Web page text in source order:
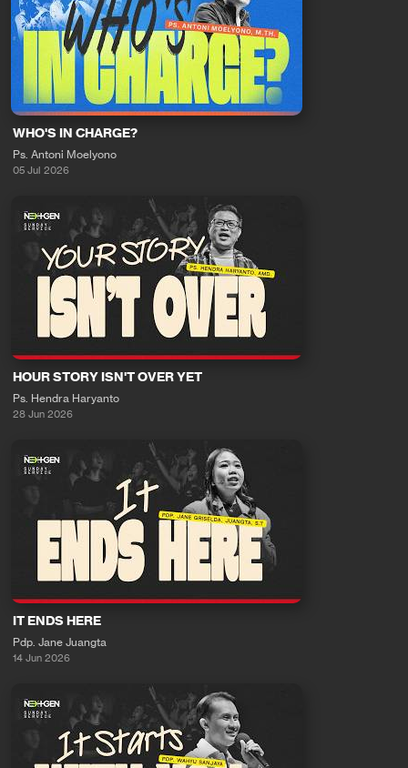
WHO'S IN CHARGE?
Ps. Antoni Moelyono
05 Jul 2026
HOUR STORY ISN'T OVER YET
Ps. Hendra Haryanto
28 Jun 2026
IT ENDS HERE
Pdp. Jane Juangta
14 Jun 2026